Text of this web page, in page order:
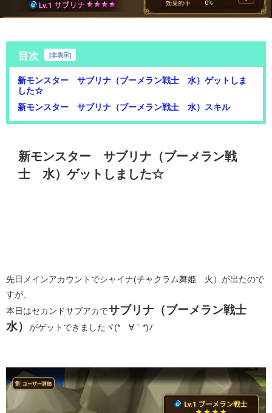
目次 [非表示]
新モンスター サブリナ（ブーメラン戦士 水）ゲットしま
した☆
新モンスター サブリナ（ブーメラン戦士 水）スキル
新モンスター サブリナ（ブーメラン戦
士 水）ゲットしました☆
先日メインアカウントでシャイナ(チャクラム舞姫 火）が出たので
すが、
本日はセカンドサブアカでサブリナ（ブーメラン戦士
水）
がゲットできましたヾ(*´∀｀*)ﾉ